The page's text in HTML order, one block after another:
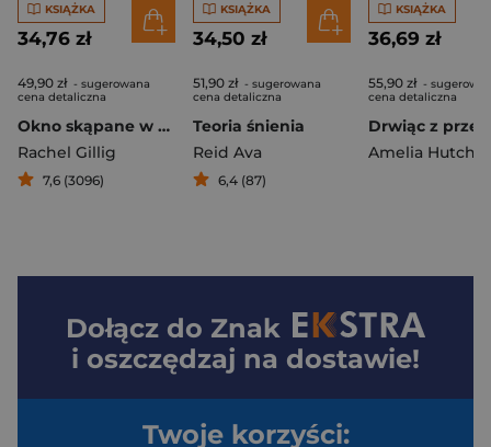
KSIĄŻKA
34,76 zł
49,90 zł - sugerowana
cena detaliczna
Okno skąpane w mroku
Rachel Gillig
7,6 (3096)
KSIĄŻKA
34,50 zł
51,90 zł - sugerowana
cena detaliczna
Teoria śnienia
Reid Ava
6,4 (87)
KSIĄŻKA
36,69 zł
55,90 zł -
cena detaliczna
Amelia
Dołącz do Znak
i oszczędzaj na dostawie!
Twoje korzyści: